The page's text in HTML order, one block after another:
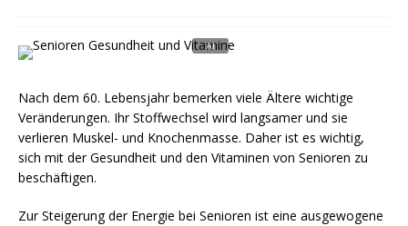
Nach dem 60. Lebensjahr bemerken viele Ältere wichtige
Veränderungen. Ihr Stoffwechsel wird langsamer und sie
verlieren Muskel- und Knochenmasse. Daher ist es wichtig,
sich mit der Gesundheit und den Vitaminen von Senioren zu
beschäftigen.
Zur Steigerung der Energie bei Senioren ist eine ausgewogene